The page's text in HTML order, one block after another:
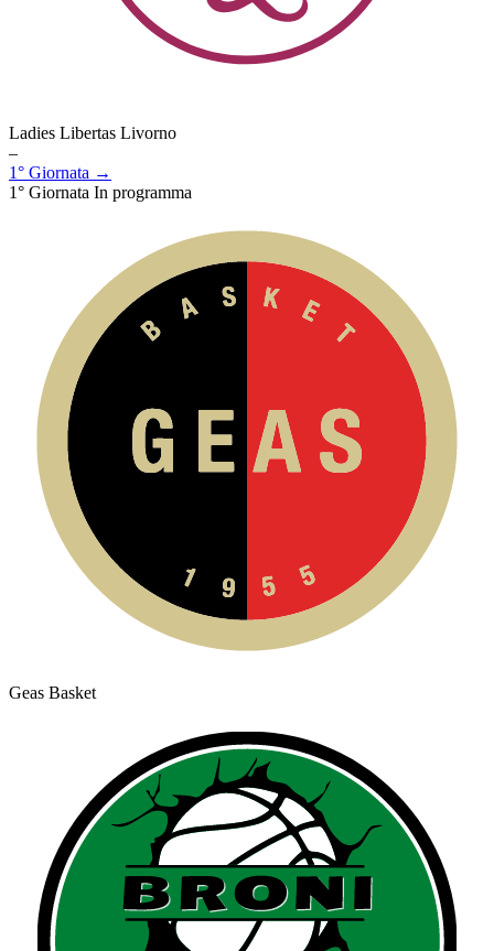
Ladies Libertas Livorno
–
1° Giornata →
1° Giornata In programma
Geas Basket